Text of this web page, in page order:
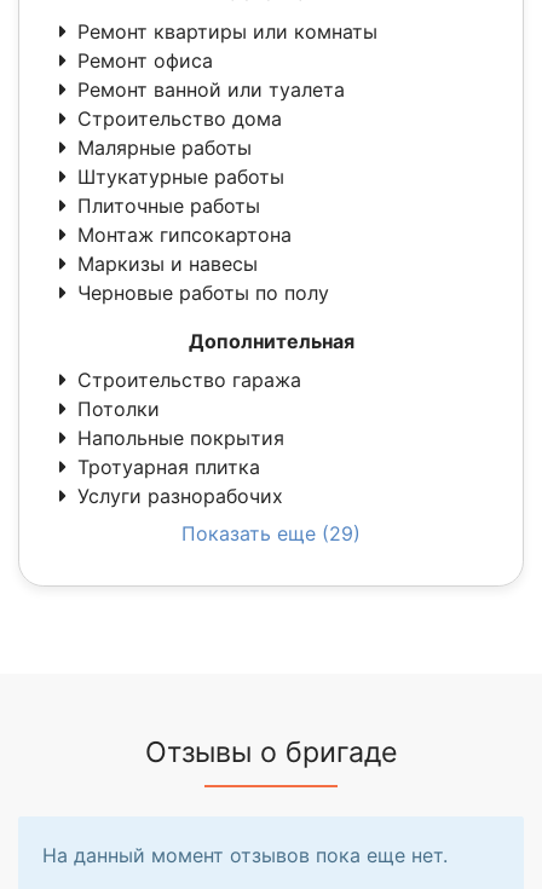
Ремонт квартиры или комнаты
Ремонт офиса
Ремонт ванной или туалета
Строительство дома
Малярные работы
Штукатурные работы
Плиточные работы
Монтаж гипсокартона
Маркизы и навесы
Черновые работы по полу
Дополнительная
Строительство гаража
Потолки
Напольные покрытия
Тротуарная плитка
Услуги разнорабочих
Показать еще (29)
Отзывы о бригаде
На данный момент отзывов пока еще нет.